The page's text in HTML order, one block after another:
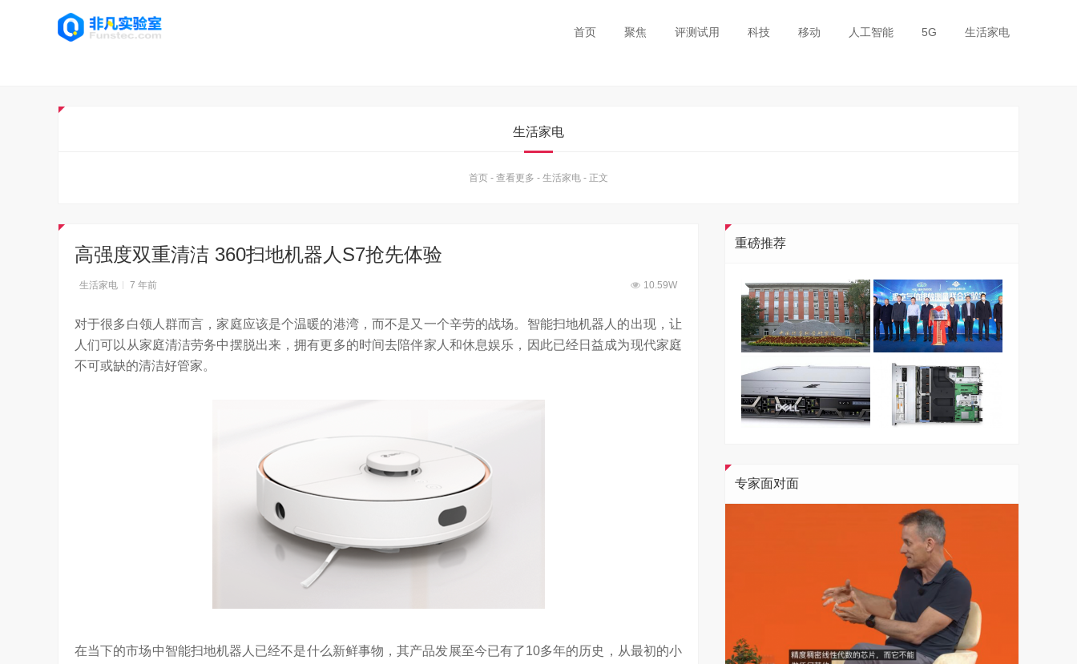
首页 聚焦 评测试用 科技 移动 人工智能 5G 生活家电
生活家电
首页 - 查看更多 - 生活家电 - 正文
高强度双重清洁 360扫地机器人S7抢先体验
生活家电 7 年前 10.59W
对于很多白领人群而言，家庭应该是个温暖的港湾，而不是又一个辛劳的战场。智能扫地机器人的出现，让
人们可以从家庭清洁劳务中摆脱出来，拥有更多的时间去陪伴家人和休息娱乐，因此已经日益成为现代家庭
不可或缺的清洁好管家。
在当下的市场中智能扫地机器人已经不是什么新鲜事物，其产品发展至今已有了10多年的历史，从最初的小
重磅推荐
专家面对面